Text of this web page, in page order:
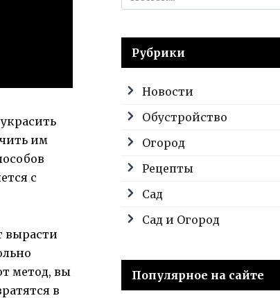
им
с
вырасти
метод, вы
в
for:
Рубрики
Новости
Обустройство
Огород
Рецепты
Сад
Сад и Огород
Популярное на сайте